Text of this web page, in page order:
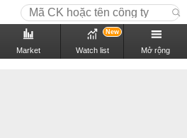
Market Watch list
New
Mở rộng